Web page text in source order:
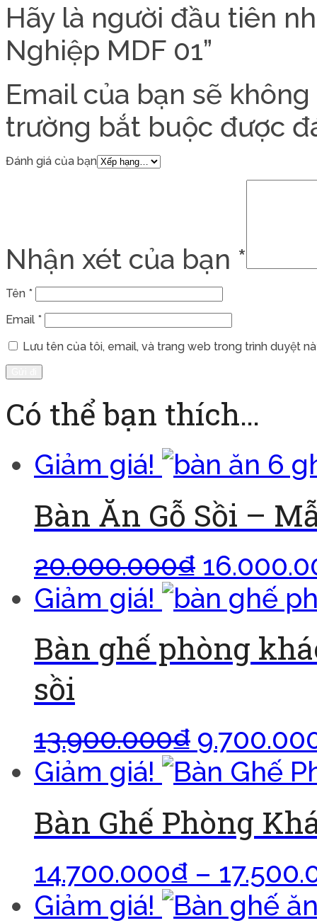
Hãy là người đầu tiên
Nghiệp MDF 01”
Email của bạn sẽ
trường bắt buộc được
Đánh giá của bạn
Nhận xét của bạn *
Tên *
Email *
Lưu tên của tôi, email, và trang web trong trình duyệt
Có thể bạn thích…
Giảm giá!
Bàn Ăn Gỗ Sồi –
20.000.000₫
Giảm giá!
Bàn ghế phòng
sồi
13.900.000₫
Giảm giá!
Bàn Ghế Phòng
14.700.000₫ –
Giảm giá!